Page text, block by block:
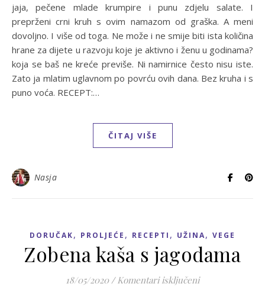
jaja, pečene mlade krumpire i punu zdjelu salate. I
preprženi crni kruh s ovim namazom od graška. A meni
dovoljno. I više od toga. Ne može i ne smije biti ista količina
hrane za dijete u razvoju koje je aktivno i ženu u godinama?
koja se baš ne kreće previše. Ni namirnice često nisu iste.
Zato ja mlatim uglavnom po povrću ovih dana. Bez kruha i s
puno voća. RECEPT:…
ČITAJ VIŠE
Nasja
DORUČAK, PROLJEĆE , RECEPTI , UŽINA, VEGE
Zobena kaša s jagodama
18/05/2020 / Komentari isključeniza Zobena kaša